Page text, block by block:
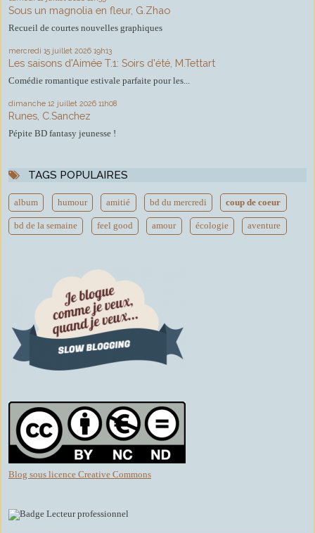
Sous un magnolia en fleur, G.Zhao
Recueil de courtes nouvelles graphiques
mercredi 15 juillet 2026 19h13
Les saisons d'Aimée T.1: Soirs d'été, M.Tettart
Comédie romantique estivale parfaite pour les...
dimanche 12 juillet 2026 11h08
Runes, C.Sanchez
Pépite BD fantasy jeunesse !
TAGS POPULAIRES
album humour amitié bd du mercredi coup de coeur
bd de la semaine feel good amour écologie aventure
Blog sous licence Creative Commons